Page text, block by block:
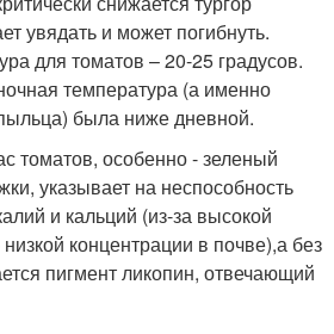
увядать и может погибнуть.
для томатов – 20-25 градусов.
температура (а именно
была ниже дневной.
томатов, особенно - зеленый
указывает на неспособность
и кальций (из-за высокой
концентрации в почве),а без
пигмент ликопин, отвечающий